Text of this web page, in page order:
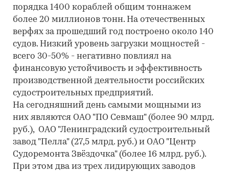
порядка 1400 кораблей общим тоннажем
более 20 миллионов тонн. На отечественных
верфях за прошедший год построено около 140
судов. Низкий уровень загрузки мощностей -
всего 30-50% - негативно повлиял на
финансовую устойчивость и эффективность
производственной деятельности российских
судостроительных предприятий.
На сегодняшний день самыми мощными из
них являются ОАО "ПО Севмаш" (более 90 млрд.
руб.), ОАО "Ленинградский судостроительный
завод "Пелла" (27,5 млрд. руб.) и ОАО "Центр
Судоремонта Звёздочка" (более 16 млрд. руб.).
При этом два из трех лидирующих заводов